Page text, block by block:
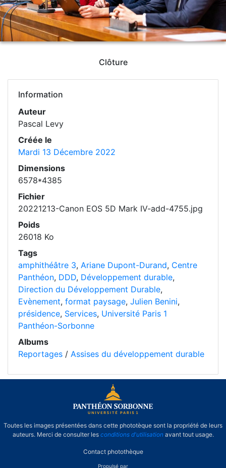
Clôture
Information
Auteur
Pascal Levy
Créée le
Mardi 13 Décembre 2022
Dimensions
6578*4385
Fichier
20221213-Canon EOS 5D Mark IV-add-4755.jpg
Poids
26018 Ko
Tags
amphithéâtre 3, Ariane Dupont-Durand, Centre
Panthéon, DDD, Développement durable,
Direction du Développement Durable,
Evènement, format paysage, Julien Benini,
présidence, Services, Université Paris 1
Panthéon-Sorbonne
Albums
Reportages / Assises du développement durable
Propulsé par
Toutes les images présentées dans cette phototèque sont la propriété de leurs
auteurs. Merci de consulter les conditions d'utilisationavant tout usage.
Contact photothèque